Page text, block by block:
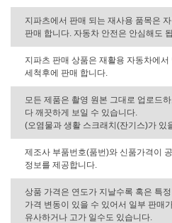
지파츠에서 판매 되는 재사용 품목은
판매 합니다. 자동차 안전은 안심해도
지파츠 판매 상품은 재활용 자동차에
세척후에 판매 합니다.
모든 제품은 촬영 원본 그대로 업로드
다 깨끗하게 보일 수 있습니다.
(오염물과 생활 스크래치(잔기스)가 있
제조사 부품번호(품번)와 신품가격이
정보를 제공합니다.
상품 가격은 연도가 지날수록 혹은 특
가격 변동이 있을 수 있어서 일부 판매
유사하거나 고가 일수도 있습니다.